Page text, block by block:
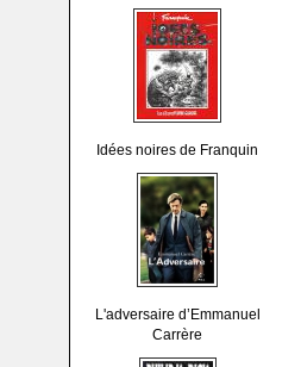
Idées noires de Franquin
L'adversaire d’Emmanuel
Carrère